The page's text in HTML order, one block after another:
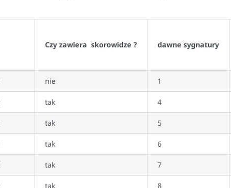
Czy zawiera skorowidze ? dawne sygnatury
nie 1
tak 4
tak 5
tak 6
tak 7
tak 8